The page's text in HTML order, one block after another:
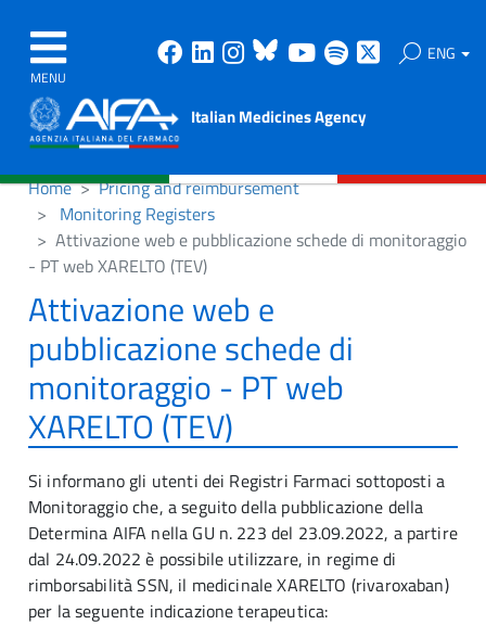
MENU
Facebook
Linkedin
Instagram
Bluesky
Youtube
Spotify ENG
Italian Medicines Agency
Home
Pricing and reimbursement
Monitoring Registers
Attivazione web e pubblicazione schede di monitoraggio
- PT web XARELTO (TEV)
Attivazione web e
pubblicazione schede di
monitoraggio - PT web
XARELTO (TEV)
Si informano gli utenti dei Registri Farmaci sottoposti a
Monitoraggio che, a seguito della pubblicazione della
Determina AIFA nella GU n. 223 del 23.09.2022, a partire
dal 24.09.2022 è possibile utilizzare, in regime di
rimborsabilità SSN, il medicinale XARELTO (rivaroxaban)
per la seguente indicazione terapeutica: